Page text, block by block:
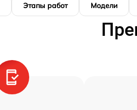
Этапы работ Модели